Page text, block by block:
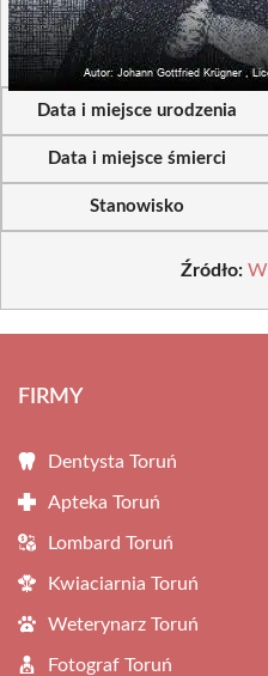
Data i miejsce urodzenia
Data i miejsce śmierci
Stanowisko
Źródło:
FIRMY
Dentysta Toruń
Apteka Toruń
Lombard Toruń
Kwiaciarnia Toruń
Weterynarz Toruń
Fotograf Toruń